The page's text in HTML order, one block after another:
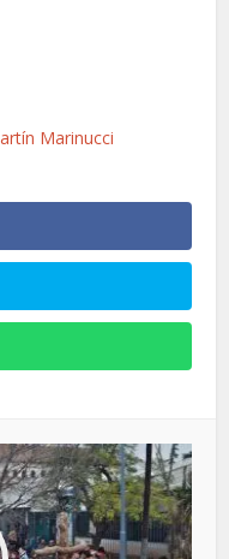
Marinucci